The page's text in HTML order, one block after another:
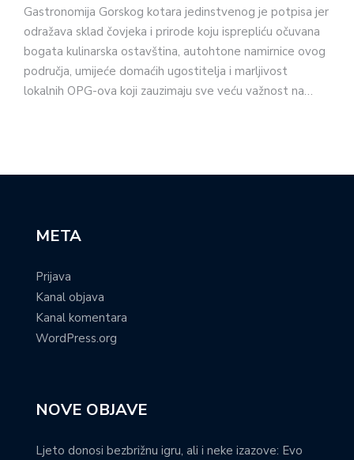
Gastronomija Gorskog kotara jedinstvenog je potpisa jer
odražava sklad čovjeka i prirode koju isprepliću očuvana
bogata kulinarska ostavština, autohtone namirnice ovog
područja, umijeće domaćih ugostitelja i marljivost
lokalnih OPG-ova koji zauzimaju sve veću važnost na…
META
Prijava
Kanal objava
Kanal komentara
WordPress.org
NOVE OBJAVE
Ljeto donosi bezbrižnu igru, ali i neke izazove: Evo